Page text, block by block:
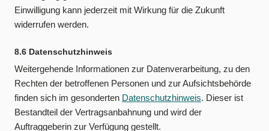
Einwilligung kann jederzeit mit Wirkung für die Zukunft
widerrufen werden.
8.6 Datenschutzhinweis
Weitergehende Informationen zur Datenverarbeitung, zu den
Rechten der betroffenen Personen und zur Aufsichtsbehörde
finden sich im gesonderten Datenschutzhinweis. Dieser ist
Bestandteil der Vertragsanbahnung und wird der
Auftraggeberin zur Verfügung gestellt.